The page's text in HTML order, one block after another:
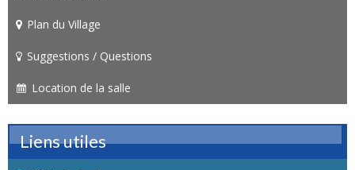
Plan du Village
Suggestions / Questions
Location de la salle
Liens utiles